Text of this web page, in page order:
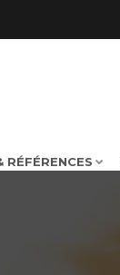
RÉFÉRENCES